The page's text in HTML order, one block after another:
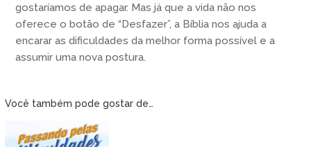
gostaríamos de apagar. Mas já que a vida não nos
oferece o botão de “Desfazer”, a Bíblia nos ajuda a
encarar as dificuldades da melhor forma possível e a
assumir uma nova postura.
Você também pode gostar de…